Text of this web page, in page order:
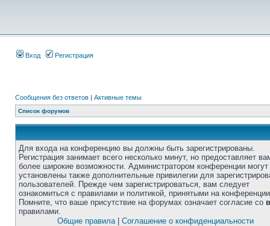
Вход Регистрация
Сообщения без ответов | Активные темы
Список форумов
Для входа на конференцию вы должны быть зарегистрированы.
Регистрация занимает всего несколько минут, но предоставляет
более широкие возможности. Администратором конференции
установлены также дополнительные привилегии для
пользователей. Прежде чем зарегистрироваться, вам следует
ознакомиться с правилами и политикой, принятыми на
Помните, что ваше присутствие на форумах означает согласие со
правилами.
Общие правила| Соглашение о конфиденциальности